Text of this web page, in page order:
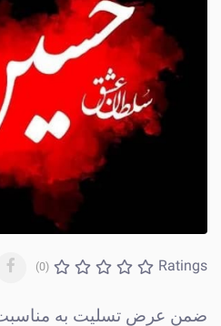
Ratings
(0)
ضمن عرض تسلیت به